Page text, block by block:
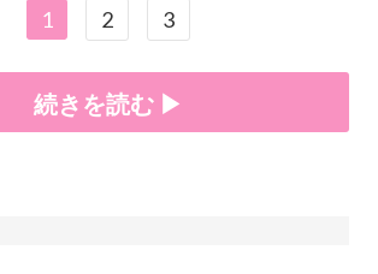
1 2 3
続きを読む ▶